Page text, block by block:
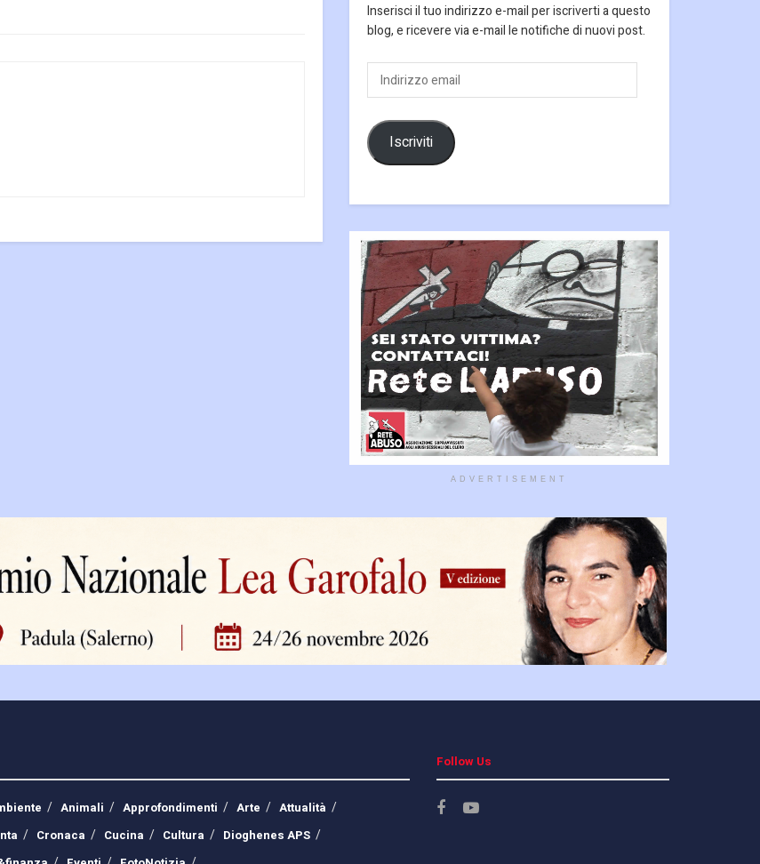
Inserisci il tuo indirizzo e-mail per iscriverti a questo
blog, e ricevere via e-mail le notifiche di nuovi post.
Indirizzo
email
Iscriviti
ADVERTISEMENT
Animali Approfondimenti Arte
Attualità
Cronaca Cucina Cultura
Dioghenes APS
Follow Us